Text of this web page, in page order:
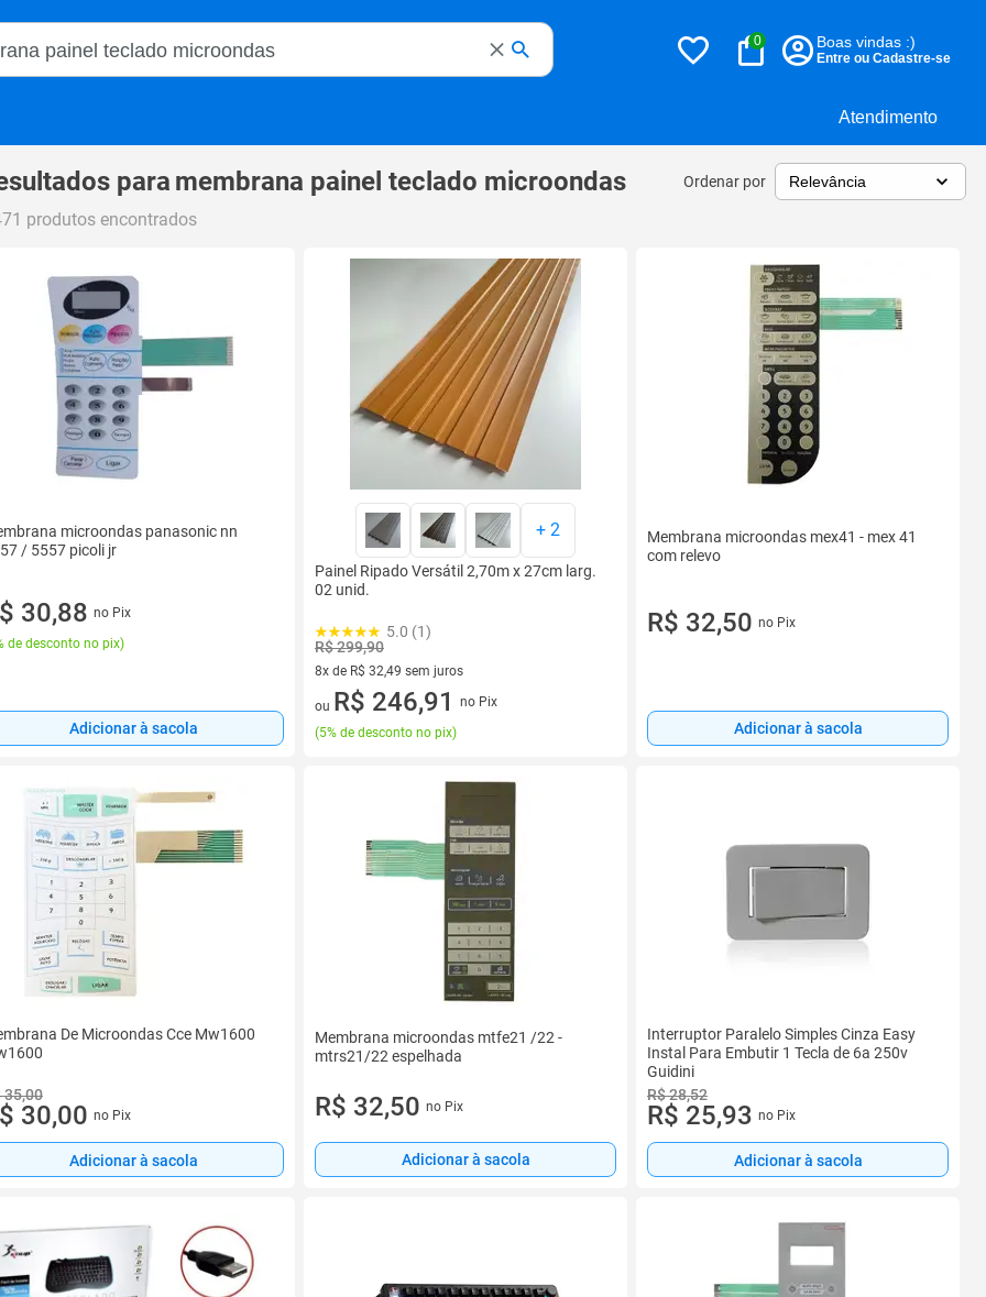
Atendimento
Magalu
0 Boas vindas :)
Entre ou Cadastre-se
para membrana painel teclado microondas Ordenar por
produtos encontrados
microondas panasonic nn
/ 5557 picoli jr
30,88 no Pix
de desconto no pix)
Adicionar à sacola
+ 2
Painel Ripado Versátil 2,70m x 27cm larg.
02 unid.
5.0 (1)
R$ 299,90
8x de R$ 32,49 sem juros
8 vez de R$ 32,49 sem juros
ou R$ 246,91
no Pix
(5% de desconto no pix)
Membrana microondas mex41 - mex 41
com relevo
R$ 32,50 no Pix
Adicionar à sacola
De Microondas Cce Mw1600
35,00
30,00 no Pix
Adicionar à sacola
Membrana microondas mtfe21 /22 -
mtrs21/22 espelhada
R$ 32,50 no Pix
Adicionar à sacola
Interruptor Paralelo Simples Cinza Easy
Instal Para Embutir 1 Tecla de 6a 250v
Guidini
R$ 28,52
R$ 25,93 no Pix
Adicionar à sacola